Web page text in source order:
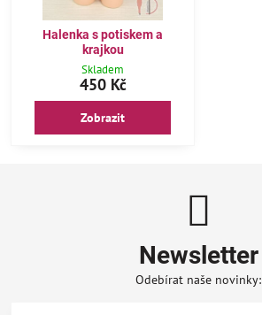
Halenka s potiskem a
krajkou
Skladem
450 Kč
Zobrazit
Newsletter
Odebírat naše novinky: